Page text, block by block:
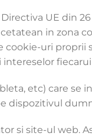
UE din 26
in zona
cookie-uri proprii
intereselor
etc) care se
dispozitivul
si site-ul web.